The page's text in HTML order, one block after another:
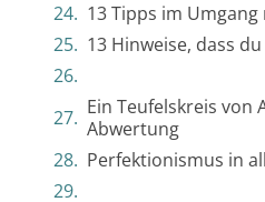
13 Tipps im
13 Hinweise, dass
Ein Teufelskreis von
Abwertung
Perfektionismus in